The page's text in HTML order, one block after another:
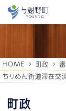
町政
HOME 町政
ちりめん街道滞在交